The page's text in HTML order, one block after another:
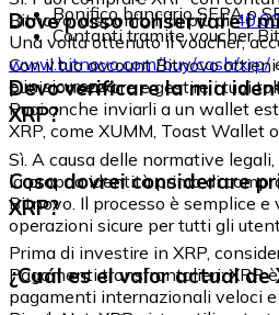
Bonifico bancario SEPA o
Contanti tramite voucher
Bitnovo, disponibili in più di
Una volta ottenuto il voucher,
www.bitnovo.com/buy/cash/xrp/
e in sicurezza.
Dove posso conservare i
Con il tuo account Bitnovo
puoi conservare e gestire i tuoi
Puoi anche inviarli a un wallet
XRP, come XUMM, Toast Wallet
Devo verificare la mia
XRP?
Sì. A causa delle normative
la propria identità prima di
Bitnovo. Il processo è semplice e
operazioni sicure per tutti gli
Cosa dovrei considerare
XRP?
Prima di investire in XRP,
Pagamenti transfrontalieri: XRP
pagamenti internazionali veloci e
¿Cuál es el valor actual de